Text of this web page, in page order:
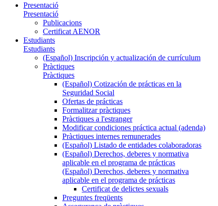
Presentació
Presentació
Publicacions
Certificat AENOR
Estudiants
Estudiants
(Español) Inscripción y actualización de currículum
Pràctiques
Pràctiques
(Español) Cotización de prácticas en la
Seguridad Social
Ofertas de prácticas
Formalitzar pràctiques
Pràctiques a l'estranger
Modificar condiciones práctica actual (adenda)
Pràctiques internes remunerades
(Español) Listado de entidades colaboradoras
(Español) Derechos, deberes y normativa
aplicable en el programa de prácticas
(Español) Derechos, deberes y normativa
aplicable en el programa de prácticas
Certificat de delictes sexuals
Preguntes freqüents